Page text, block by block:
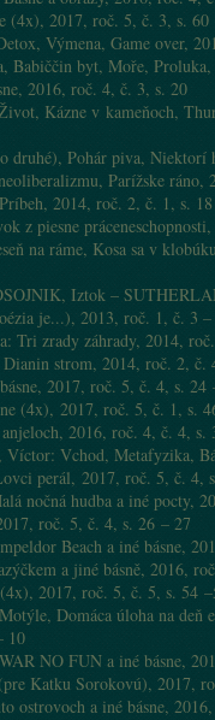
(4x), 2017, roč. 5, č. 3, s. 60
Výmena, Game over,
Babiččin byt, Moře,
2016, roč. 4, č. 3, s. 20
Kázne v kameňoch,
druhé), Pohár piva, Niektorí
Parížske ráno,
2014, roč. 2, č. 1, s. 18
z piesne
na ráme, Kosa sa v
Iztok –
je...), 2013, roč. 1, č. 3
Tri zrady záhrady, 2014,
strom, 2014, roč. 2, č.
2017, roč. 5, č. 4, s. 24
(4x), 2017, roč. 5, č. 1, s.
2016, roč. 4, č. 4, s.
Vchod, Metafyzika,
perál, 2017, roč. 5, č. 4,
nočná hudba a iné pocty,
roč. 5, č. 4, s. 26 – 27
Beach a iné básne,
a jiné básně, 2016,
2017, roč. 5, č. 5, s. 54
Domáca úloha na deň
10
NO FUN a iné básne,
Katku Sorokovú), 2017,
ostrovoch a iné básne,